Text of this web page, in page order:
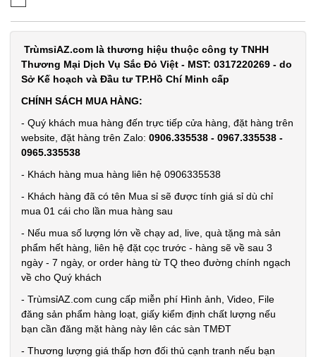
TrùmsỉAZ.com là thương hiệu thuộc công ty TNHH
Thương Mại Dịch Vụ Sắc Đỏ Việt - MST: 0317220269 - do
Sở Kế hoạch và Đầu tư TP.Hồ Chí Minh cấp
CHÍNH SÁCH MUA HÀNG:
- Quý khách mua hàng đến trực tiếp cửa hàng, đặt hàng trên
website, đặt hàng trên Zalo: 0906.335538 - 0967.335538 -
0965.335538
- Khách hàng mua hàng liên hệ 0906335538
- Khách hàng đã có tên Mua sỉ sẽ được tính giá sỉ dù chỉ
mua 01 cái cho lần mua hàng sau
- Nếu mua số lượng lớn về chạy ad, live, quà tặng mà sản
phẩm hết hàng, liên hệ đặt cọc trước - hàng sẽ về sau 3
ngày - 7 ngày, or order hàng từ TQ theo đường chính ngạch
về cho Quý khách
- TrùmsỉAZ.com cung cấp miễn phí Hình ảnh, Video, File
đăng sản phẩm hàng loạt, giấy kiểm định chất lượng nếu
bạn cần đăng mặt hàng này lên các sàn TMĐT
- Thương lượng giá thấp hơn đối thủ cạnh tranh nếu bạn
Dây chuỗi
Trầm
Hương 108
MÃ
GIÁ:
CÒN HÀNG
hành: